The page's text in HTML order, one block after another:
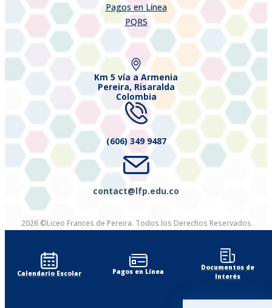
Calendario Escolar Pagos en Línea
Documentos de
Interés
Pagos en Línea
PQRS
Km 5 vía a Armenia
Pereira, Risaralda
Colombia
(606) 349 9487
contact@lfp.edu.co
2026 ©Liceo Frances de Pereira. Todos los Derechos Reservados